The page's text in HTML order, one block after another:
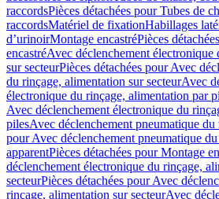
raccordsPièces détachées pour Tubes de
raccordsMatériel de fixationHabillages
dʼurinoirMontage encastréPièces
encastréAvec déclenchement électronique
sur secteurPièces détachées pour Avec
du rinçage, alimentation sur secteurAvec
électronique du rinçage, alimentation par
Avec déclenchement électronique du
pilesAvec déclenchement pneumatique du
pour Avec déclenchement pneumatique
apparentPièces détachées pour Montage
déclenchement électronique du rinçage,
secteurPièces détachées pour Avec
rinçage, alimentation sur secteurAvec